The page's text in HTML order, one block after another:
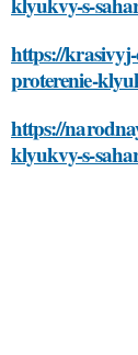
https://
proterenie-
https://
klyukvy-s-